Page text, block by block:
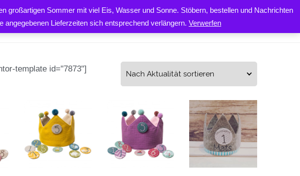
großartigen Sommer mit viel Eis, Wasser und Sonne. Stöbern, bestellen und Nachrichten
Lieferzeiten sich entsprechend verlängern. Verwerfen
UNS KONTAKT
template id="7873"]